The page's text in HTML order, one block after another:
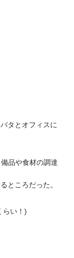
タとオフィスに
品や食材の調達
ところだった。
らい！)